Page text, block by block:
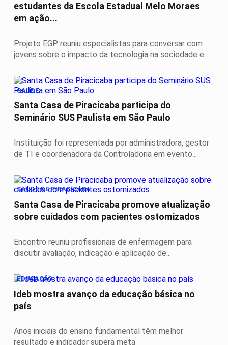
estudantes da Escola Estadual Melo Moraes
em ação...
Projeto EGP reuniu especialistas para conversar com
jovens sobre o impacto da tecnologia na sociedade e...
SAÚDE
Santa Casa de Piracicaba participa do
Seminário SUS Paulista em São Paulo
Instituição foi representada por administradora, gestor
de TI e coordenadora da Controladoria em evento...
SAUDE DE PIRACICABA
Santa Casa de Piracicaba promove atualização
sobre cuidados com pacientes ostomizados
Encontro reuniu profissionais de enfermagem para
discutir avaliação, indicação e aplicação de...
EDUCAÇÃO
Ideb mostra avanço da educação básica no
país
Anos iniciais do ensino fundamental têm melhor
resultado e indicador supera meta